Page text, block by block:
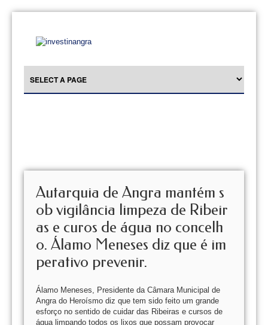
Autarquia de Angra mantém s
ob vigilância limpeza de Ribeir
as e curos de água no concelh
o. Álamo Meneses diz que é im
perativo prevenir.
Álamo Meneses, Presidente da Câmara Municipal de
Angra do Heroísmo diz que tem sido feito um grande
esforço no sentido de cuidar das Ribeiras e cursos de
água limpando todos os lixos que possam provocar